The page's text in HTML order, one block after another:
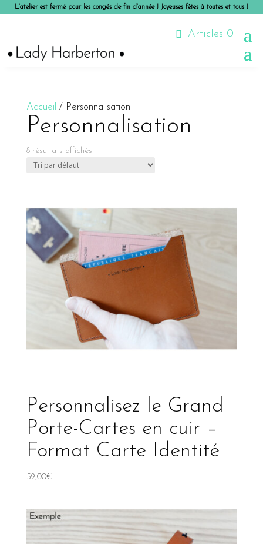
L’atelier est fermé pour les congés de fin d’année ! Joyeuses fêtes à toutes et tous !
Articles 0
Accueil / Personnalisation
Personnalisation
8 résultats affichés
Personnalisez le Grand
Porte-Cartes en cuir –
Format Carte Identité
59,00€